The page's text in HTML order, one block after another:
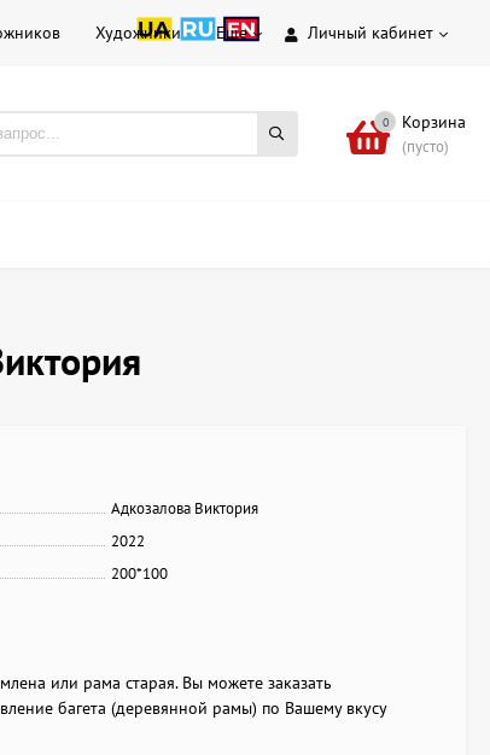
Личный кабинет
Художники Еще
0 Корзина
(пусто)
Адкозалова Виктория
2022
200*100
или рама старая. Вы можете заказать
багета (деревянной рамы) по Вашему вкусу